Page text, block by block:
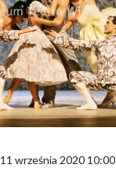
11 września 2020 10:00